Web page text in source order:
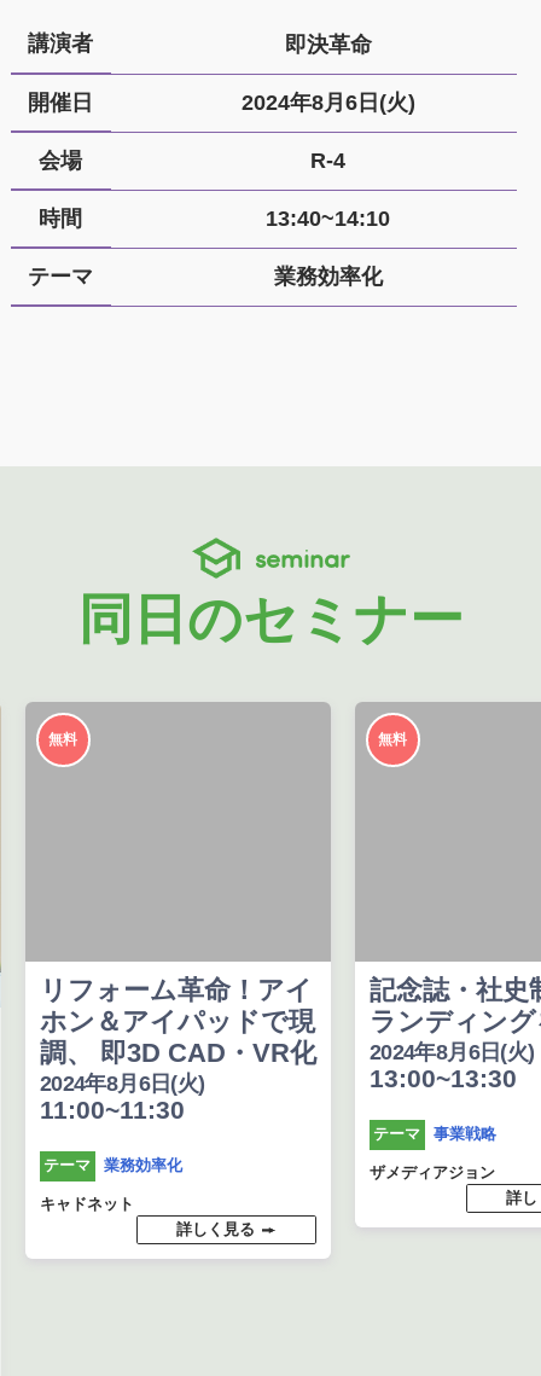
講演者 即決革命
開催日 2024年8月6日(火)
会場 R-4
時間 13:40~14:10
テーマ 業務効率化
seminar
同日のセミナー
無料
リフォーム革命！アイ
ホン＆アイパッドで現
調、 即3D CAD・VR化
2024年8月6日(火)
11:00~11:30
テーマ 業務効率化
キャドネット
詳しく見る
無料
記念誌・社史
ランディン
2024年8月6日(火)
13:00~13:30
テーマ 事業戦略
ザメディアジョン
詳